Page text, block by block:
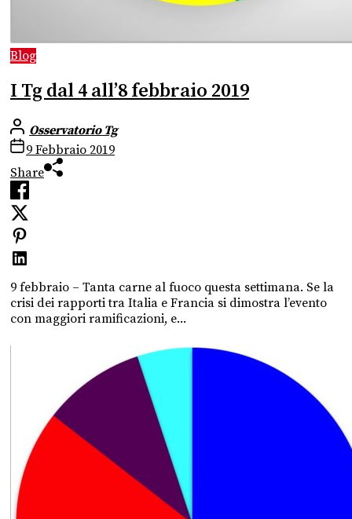
Blog
I Tg dal 4 all’8 febbraio 2019
Osservatorio Tg
9 Febbraio 2019
Share
9 febbraio – Tanta carne al fuoco questa settimana. Se la
crisi dei rapporti tra Italia e Francia si dimostra l’evento
con maggiori ramificazioni, e...